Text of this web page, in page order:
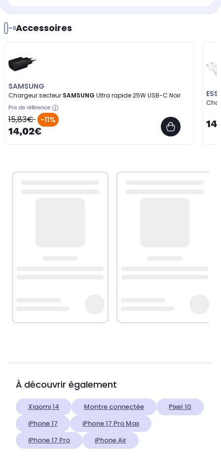
Accessoires
SAMSUNG
Chargeur secteur SAMSUNG Ultra rapide 25W USB-C Noir
Prix de référence
15,83€ -11%
14,02€
À découvrir également
Xiaomi 14 Montre connectée
Pixel 10
iPhone 17
iPhone 17 Pro Max
iPhone 17 Pro
iPhone Air